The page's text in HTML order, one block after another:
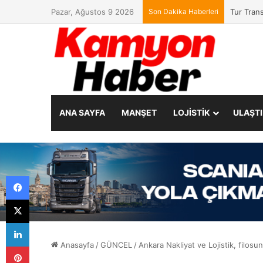
Pazar, Ağustos 9 2026 Son Dakika Haberleri Petrol
ANA SAYFA MANŞET LOJİSTİK
Anasayfa/GÜNCEL/Ankara Nakliyat ve Lojistik,
Facebook
X
LinkedIn
Pinterest